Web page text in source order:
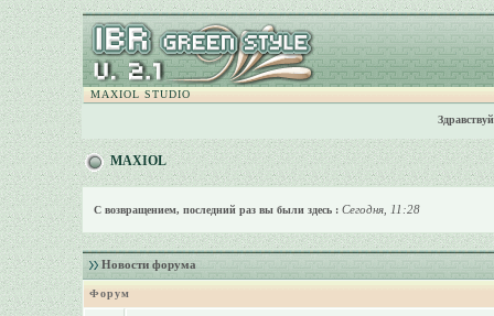
MAXIOL STUDIO
MAXIOL
С возвращением, последний раз вы были здесь : Сегодня, 11:28
Новости форума
Форум